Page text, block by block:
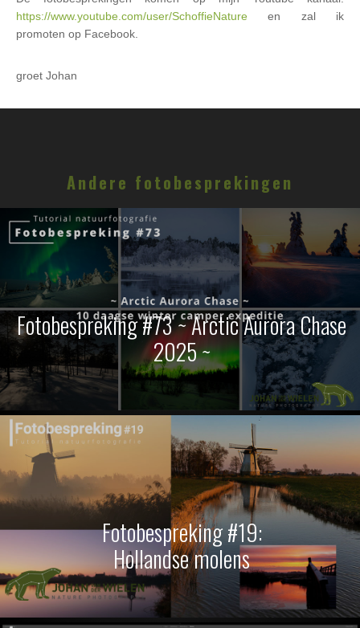
https://www.youtube.com/user/SchoffieNature en zal ik
promoten op Facebook.
groet Johan
Andere fotobesprekingen
Fotobespreking #73 ~ Arctic Aurora Chase
2025 ~
Fotobespreking #19:
Hollandse molens